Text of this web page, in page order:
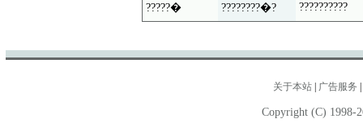
?????� ????????�? ??????????
关于本站 广告服务
Copyright (C) 1998-